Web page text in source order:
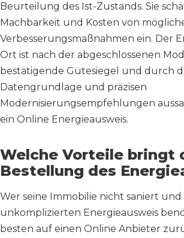
Beurteilung des Ist-Zustands. Sie
Machbarkeit und Kosten von
Verbesserungsmaßnahmen ein. Der
Ort ist nach der abgeschlossenen
bestätigende Gütesiegel und durch
Datengrundlage und präzisen
Modernisierungsempfehlungen
ein Online Energieausweis.
Welche Vorteile bringt
Bestellung des
Wer seine Immobilie nicht saniert
unkomplizierten Energieausweis
besten auf einen Online Anbieter